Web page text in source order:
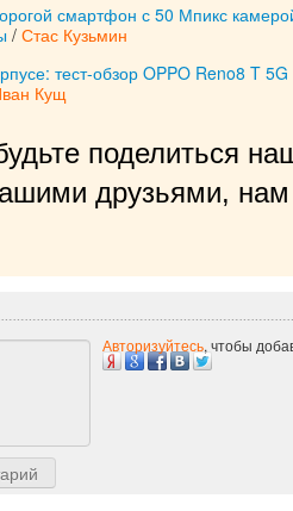
смартфон с 50 Мпикс
/ Стас Кузьмин
тест-обзор OPPO Reno8 T 5G
Кущ
поделиться
друзьями, нам